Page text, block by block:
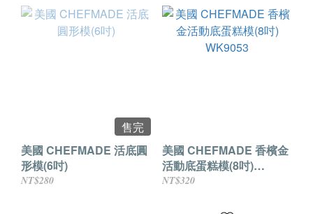
售完
美國 CHEFMADE 活底圓
形模(6吋)
NT$280
美國 CHEFMADE 香檳金
活動底蛋糕模(8吋)
WK9053
NT$320